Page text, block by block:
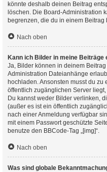
könnte deshalb deinen Beitrag
löschen. Die Board-Administration
begrenzen, die du in einem Beitrag
Nach oben
Kann ich Bilder in meine Beiträge
Ja, Bilder können in deinem
Administration Dateianhänge
hochladen. Ansonsten musst du
öffentlich zugänglichen Server
Du kannst weder Bilder verlinken,
(außer es ist ein öffentlich
nach einer Anmeldung verfügbar
mit einem Passwort geschützte
benutze den BBCode-Tag „[img]“.
Nach oben
Was sind globale